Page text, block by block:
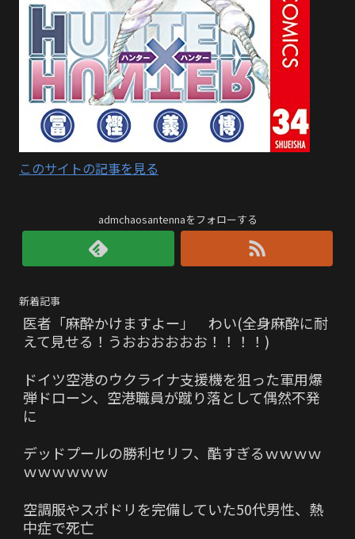
このサイトの記事を見る
admchaosantennaをフォローする
新着記事
医者「麻酔かけますよー」 わい(全身麻酔に耐
えて見せる！うおおおおおお！！！！)
ドイツ空港のウクライナ支援機を狙った軍用爆
弾ドローン、空港職員が蹴り落として偶然不発
に
デッドプールの勝利セリフ、酷すぎるｗｗｗｗ
ｗｗｗｗｗｗ
空調服やスポドリを完備していた50代男性、熱
中症で死亡